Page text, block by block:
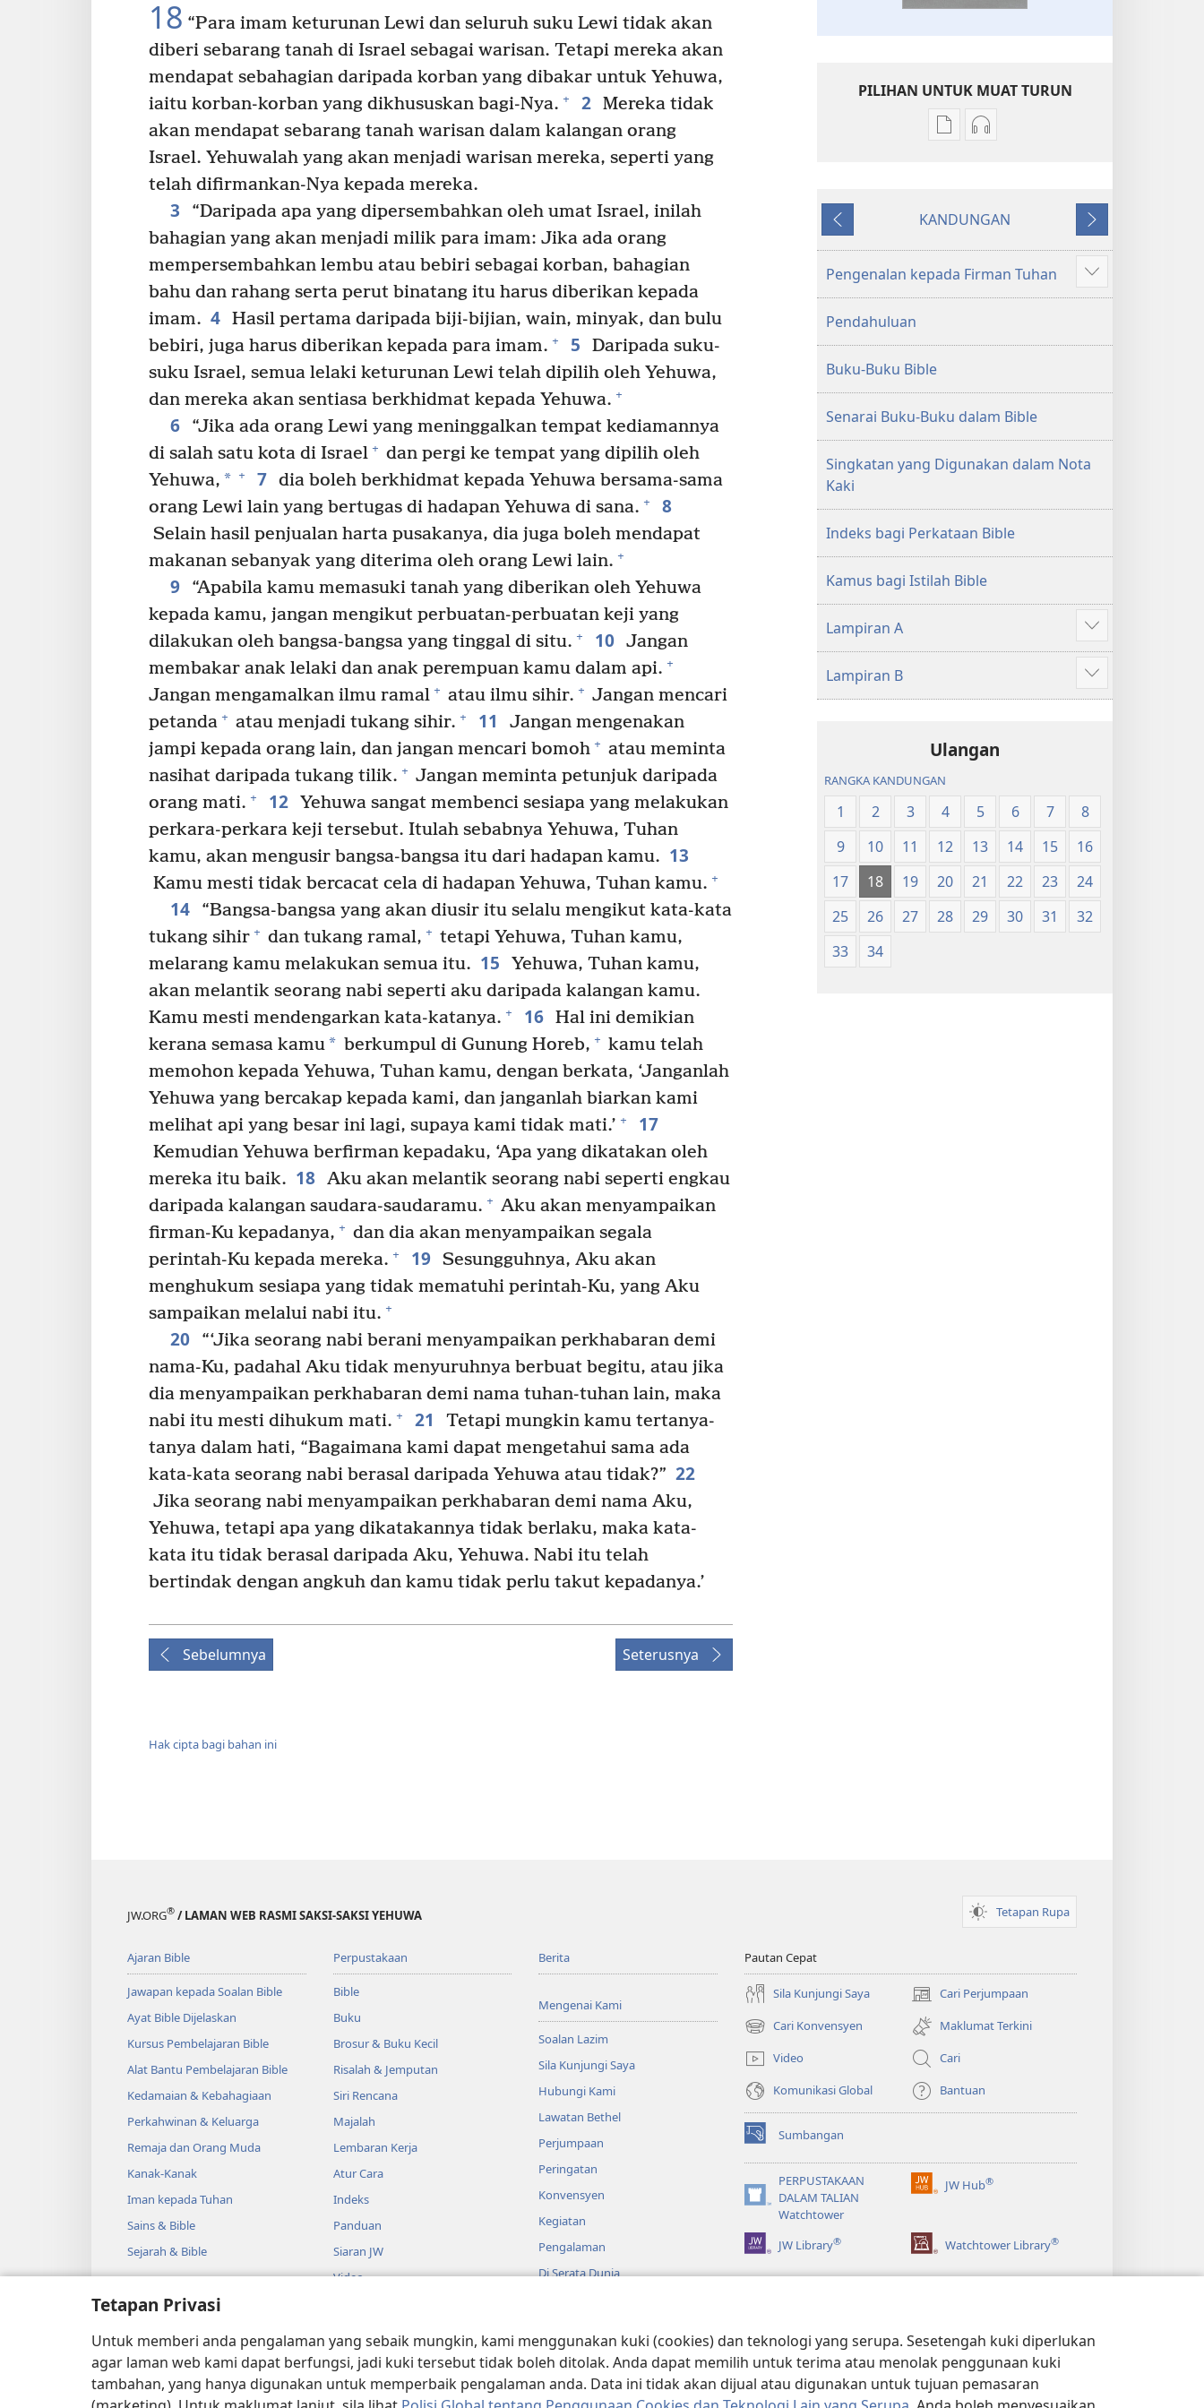
Tetapan Privasi
Untuk memberi anda pengalaman yang sebaik mungkin, kami menggunakan kuki (cookies) dan teknologi yang serupa. Sesetengah kuki diperlukan
agar laman web kami dapat berfungsi, jadi kuki tersebut tidak boleh ditolak. Anda dapat memilih untuk terima atau menolak penggunaan kuki
tambahan, yang hanya digunakan untuk memperbaik pengalaman anda. Data ini tidak akan dijual atau digunakan untuk tujuan pemasaran
18 “Para imam keturunan Lewi dan seluruh suku Lewi tidak akan
diberi sebarang tanah di Israel sebagai warisan. Tetapi mereka akan
mendapat sebahagian daripada korban yang dibakar untuk Yehuwa,
iaitu korban-korban yang dikhususkan bagi-Nya. + 2 Mereka tidak
akan mendapat sebarang tanah warisan dalam kalangan orang
Israel. Yehuwalah yang akan menjadi warisan mereka, seperti yang
telah difirmankan-Nya kepada mereka.
3
“Daripada apa yang dipersembahkan oleh umat Israel, inilah
bahagian yang akan menjadi milik para imam: Jika ada orang
mempersembahkan lembu atau bebiri sebagai korban, bahagian
bahu dan rahang serta perut binatang itu harus diberikan kepada
imam. 4 Hasil pertama daripada biji-bijian, wain, minyak, dan bulu
bebiri, juga harus diberikan kepada para imam. + 5
Daripada suku-
suku Israel, semua lelaki keturunan Lewi telah dipilih oleh Yehuwa,
dan mereka akan sentiasa berkhidmat kepada Yehuwa. +
6
“Jika ada orang Lewi yang meninggalkan tempat kediamannya
di salah satu kota di Israel + dan pergi ke tempat yang dipilih oleh
Yehuwa, * + 7 dia boleh berkhidmat kepada Yehuwa bersama-sama
orang Lewi lain yang bertugas di hadapan Yehuwa di sana. + 8
Selain hasil penjualan harta pusakanya, dia juga boleh mendapat
makanan sebanyak yang diterima oleh orang Lewi lain. +
9
“Apabila kamu memasuki tanah yang diberikan oleh Yehuwa
kepada kamu, jangan mengikut perbuatan-perbuatan keji yang
dilakukan oleh bangsa-bangsa yang tinggal di situ. + 10 Jangan
membakar anak lelaki dan anak perempuan kamu dalam api. +
Jangan mengamalkan ilmu ramal + atau ilmu sihir. + Jangan mencari
petanda + atau menjadi tukang sihir. + 11
Jangan mengenakan
jampi kepada orang lain, dan jangan mencari bomoh + atau meminta
nasihat daripada tukang tilik. + Jangan meminta petunjuk daripada
orang mati. + 12 Yehuwa sangat membenci sesiapa yang melakukan
perkara-perkara keji tersebut. Itulah sebabnya Yehuwa, Tuhan
kamu, akan mengusir bangsa-bangsa itu dari hadapan kamu. 13
Kamu mesti tidak bercacat cela di hadapan Yehuwa, Tuhan kamu. +
14
“Bangsa-bangsa yang akan diusir itu selalu mengikut kata-kata
tukang sihir + dan tukang ramal, + tetapi Yehuwa, Tuhan kamu,
melarang kamu melakukan semua itu. 15
Yehuwa, Tuhan kamu,
akan melantik seorang nabi seperti aku daripada kalangan kamu.
Kamu mesti mendengarkan kata-katanya. + 16 Hal ini demikian
kerana semasa kamu* berkumpul di Gunung Horeb, + kamu telah
memohon kepada Yehuwa, Tuhan kamu, dengan berkata, ‘Janganlah
Yehuwa yang bercakap kepada kami, dan janganlah biarkan kami
melihat api yang besar ini lagi, supaya kami tidak mati.’ + 17
Kemudian Yehuwa berfirman kepadaku, ‘Apa yang dikatakan oleh
mereka itu baik. 18 Aku akan melantik seorang nabi seperti engkau
daripada kalangan saudara-saudaramu. + Aku akan menyampaikan
firman-Ku kepadanya, + dan dia akan menyampaikan segala
perintah-Ku kepada mereka. + 19 Sesungguhnya, Aku akan
menghukum sesiapa yang tidak mematuhi perintah-Ku, yang Aku
sampaikan melalui nabi itu. +
20
“‘Jika seorang nabi berani menyampaikan perkhabaran demi
nama-Ku, padahal Aku tidak menyuruhnya berbuat begitu, atau jika
dia menyampaikan perkhabaran demi nama tuhan-tuhan lain, maka
nabi itu mesti dihukum mati. + 21
Tetapi mungkin kamu tertanya-
tanya dalam hati, “Bagaimana kami dapat mengetahui sama ada
kata-kata seorang nabi berasal daripada Yehuwa atau tidak?” 22
Jika seorang nabi menyampaikan perkhabaran demi nama Aku,
Yehuwa, tetapi apa yang dikatakannya tidak berlaku, maka kata-
kata itu tidak berasal daripada Aku, Yehuwa. Nabi itu telah
bertindak dengan angkuh dan kamu tidak perlu takut kepadanya.’
Sebelumnya Seterusnya
Hak cipta bagi bahan ini
PILIHAN UNTUK MUAT TURUN
Pilihan
bahan
Kitab
Suci
Baharu
Pilihan
audio
Terjemahan
Sebelumnya
KANDUNGAN
Seterusnya
Pengenalan kepada Firman Tuhan
Tunjukkan
lagi
Pendahuluan
Buku-Buku Bible
Senarai Buku-Buku dalam Bible
Singkatan yang Digunakan dalam Nota
Kaki
Indeks bagi Perkataan Bible
Kamus bagi Istilah Bible
Lampiran A
Tunjukkan
lagi
Lampiran B
Tunjukkan
lagi
Ulangan
RANGKA KANDUNGAN
1 2 3 4 5 6 7
8
9
10 11 12 13 14 15
16
17
18 19 20 21 22 23
24
25
26 27 28 29 30 31
32
33
34
JW.ORG® / LAMAN WEB RASMI SAKSI-SAKSI YEHUWA Tetapan Rupa
Ajaran Bible
Jawapan kepada Soalan Bible
Ayat Bible Dijelaskan
Kursus Pembelajaran Bible
Alat Bantu Pembelajaran Bible
Kedamaian & Kebahagiaan
Perkahwinan & Keluarga
Remaja dan Orang Muda
Kanak-Kanak
Iman kepada Tuhan
Sains & Bible
Sejarah & Bible
Perpustakaan
Bible
Buku
Brosur & Buku Kecil
Risalah & Jemputan
Siri Rencana
Majalah
Lembaran Kerja
Atur Cara
Indeks
Panduan
Siaran JW
Video
Pembacaan Bible yang Dramatik
Berita
Mengenai Kami
Soalan Lazim
Sila Kunjungi Saya
Hubungi Kami
Lawatan Bethel
Perjumpaan
Peringatan
Konvensyen
Kegiatan
Pengalaman
Di Serata Dunia
Pautan Cepat
Sila Kunjungi Saya Cari Perjumpaan
(membuka
tetingkap
baharu)
Cari Konvensyen
(membuka
tetingkap
baharu)
Maklumat Terkini
Video
Cari
Komunikasi Global
Bantuan
Sumbangan
(membuka
tetingkap
baharu)PERPUSTAKAAN
DALAM TALIAN
Watchtower
(membuka
tetingkap
baharu)
JW Hub®
(membuka
JW Library® Watchtower Library®